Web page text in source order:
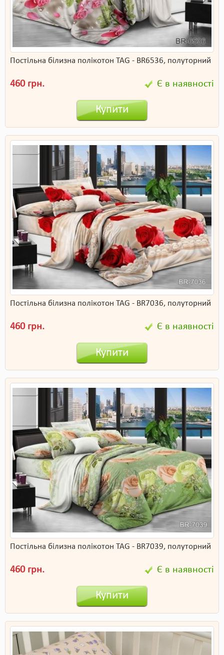
Постільна білизна полікотон TAG - BR6536, полуторний
460 грн. Є в наявності
Купити
Постільна білизна полікотон TAG - BR7036, полуторний
460 грн. Є в наявності
Купити
Постільна білизна полікотон TAG - BR7039, полуторний
460 грн. Є в наявності
Купити